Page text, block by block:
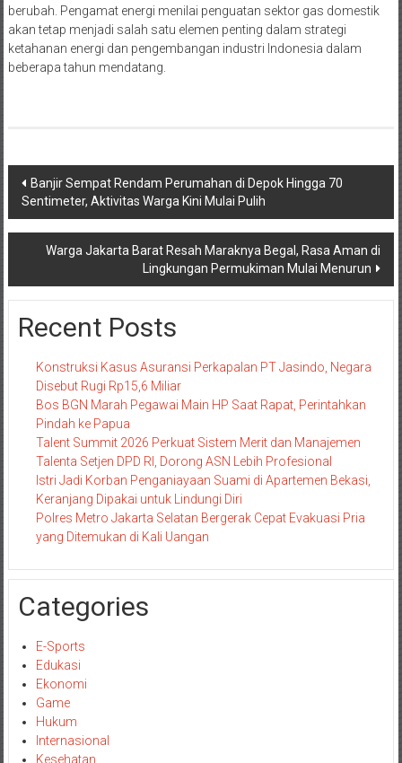
berubah. Pengamat energi menilai penguatan sektor gas domestik
akan tetap menjadi salah satu elemen penting dalam strategi
ketahanan energi dan pengembangan industri Indonesia dalam
beberapa tahun mendatang.
Navigasi
pos
Banjir Sempat Rendam Perumahan di Depok Hingga 70
Sentimeter, Aktivitas Warga Kini Mulai Pulih
Warga Jakarta Barat Resah Maraknya Begal, Rasa Aman di
Lingkungan Permukiman Mulai Menurun
Recent Posts
Konstruksi Kasus Asuransi Perkapalan PT Jasindo, Negara
Disebut Rugi Rp15,6 Miliar
Bos BGN Marah Pegawai Main HP Saat Rapat, Perintahkan
Pindah ke Papua
Talent Summit 2026 Perkuat Sistem Merit dan Manajemen
Talenta Setjen DPD RI, Dorong ASN Lebih Profesional
Istri Jadi Korban Penganiayaan Suami di Apartemen Bekasi,
Keranjang Dipakai untuk Lindungi Diri
Polres Metro Jakarta Selatan Bergerak Cepat Evakuasi Pria
yang Ditemukan di Kali Uangan
Categories
E-Sports
Edukasi
Ekonomi
Game
Hukum
Internasional
Kesehatan